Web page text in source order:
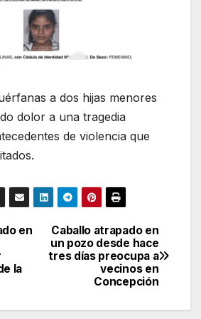
a dos hijas menores
dolor a una tragedia
de violencia que
Caballo atrapado en
un pozo desde hace
tres días preocupa a
vecinos en
Concepción
en
la